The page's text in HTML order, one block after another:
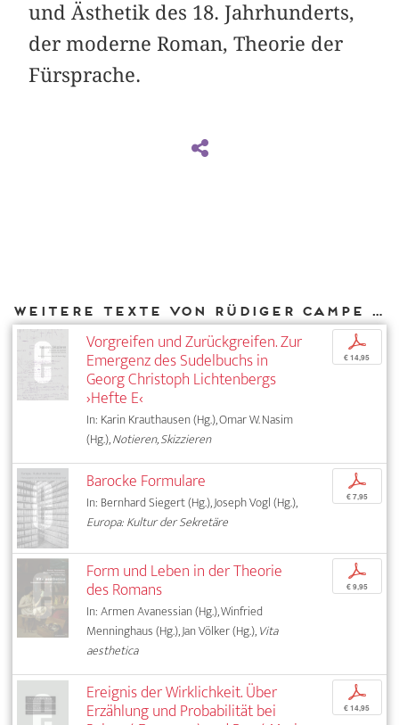
und Ästhetik des 18. Jahrhunderts,
der moderne Roman, Theorie der
Fürsprache.
Weitere Texte von Rüdiger Campe bei DIAPHANES
Vorgreifen und Zurückgreifen. Zur
Emergenz des Sudelbuchs in
Georg Christoph Lichtenbergs
›Hefte E‹
In: Karin Krauthausen (Hg.), Omar W. Nasim
(Hg.),Notieren, Skizzieren
p
€ 14,95
Barocke Formulare
In: Bernhard Siegert (Hg.), Joseph Vogl (Hg.),
Europa: Kultur der Sekretäre
p
€ 7,95
Form und Leben in der Theorie
des Romans
In: Armen Avanessian (Hg.), Winfried
Menninghaus (Hg.), Jan Völker (Hg.),Vita
aesthetica
p
€ 9,95
Ereignis der Wirklichkeit. Über
Erzählung und Probabilität bei
p
€ 14,95